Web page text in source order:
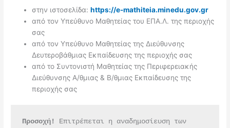
στην ιστοσελίδα:https://e-mathiteia.minedu.gov.gr
από τον Υπεύθυνο Μαθητείας του ΕΠΑ.Λ. της περιοχής
σας
από τον Υπεύθυνο Μαθητείας της Διεύθυνσης
Δευτεροβάθμιας Εκπαίδευσης της περιοχής σας
από το Συντονιστή Μαθητείας της Περιφερειακής
Διεύθυνσης Α/θμιας & Β/θμιας Εκπαίδευσης της
περιοχής σας
Προσοχή!
Επιτρέπεται η αναδημοσίευση των